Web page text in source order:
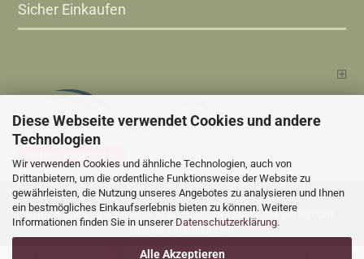
Diese Webseite verwendet Cookies und andere
Technologien
Wir verwenden Cookies und ähnliche Technologien, auch von
Drittanbietern, um die ordentliche Funktionsweise der Website zu
gewährleisten, die Nutzung unseres Angebotes zu analysieren und Ihnen
ein bestmögliches Einkaufserlebnis bieten zu können. Weitere
Informationen finden Sie in unserer Datenschutzerklärung.
Alle Akzeptieren
Sicher Einkaufen
Alle Preise sind inkl. MwSt., zzgl.Versandkosten
Online Shopby Gambio.de © 2025 Gambio Templates bei
Cookie Einstellungen